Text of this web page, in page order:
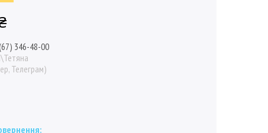
346-48-00
Телеграм)